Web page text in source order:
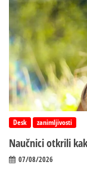
Desk zanimljivosti
Naučnici otkrili
07/08/2026